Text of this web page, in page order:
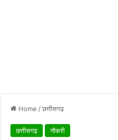
Home /छत्तीसगढ़
छत्तीसगढ़ नौकरी